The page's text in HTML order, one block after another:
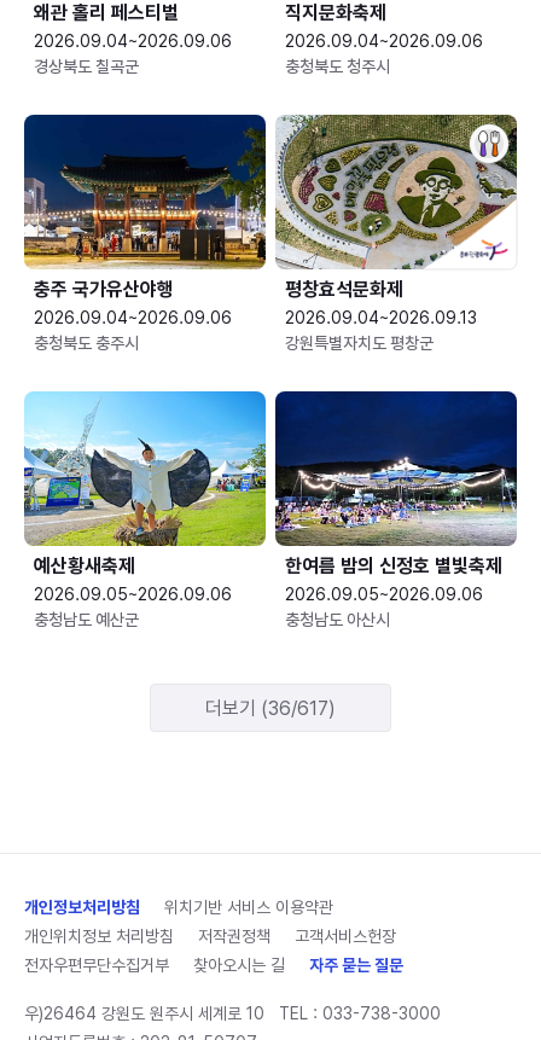
왜관 홀리 페스티벌
2026.09.04~2026.09.06
경상북도 칠곡군
직지문화축제
2026.09.04~2026.09.06
충청북도 청주시
충주 국가유산야행
2026.09.04~2026.09.06
충청북도 충주시
평창효석문화제
2026.09.04~2026.09.13
강원특별자치도 평창군
예산황새축제
2026.09.05~2026.09.06
충청남도 예산군
한여름 밤의 신정호 별빛축제
2026.09.05~2026.09.06
충청남도 아산시
더보기 (36/617)
개인정보처리방침
위치기반 서비스 이용약관
개인위치정보 처리방침
저작권정책
고객서비스헌장
전자우편무단수집거부
찾아오시는 길 자주 묻는 질문
우)26464 강원도 원주시 세계로 10 TEL : 033-738-3000